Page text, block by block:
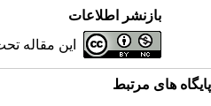
بازنشر اطلاعات
این مقاله
پایگاه های مرتبط